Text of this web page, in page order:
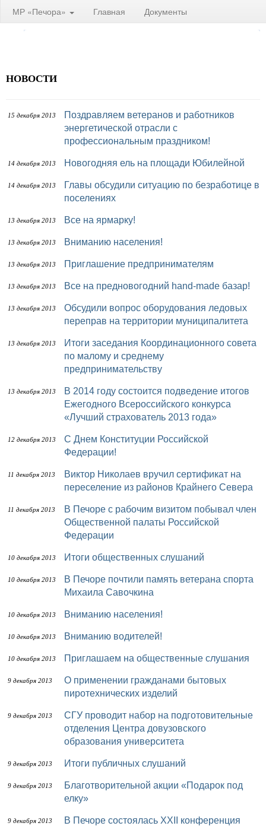
МР «Печора» Главная Документы
НОВОСТИ
15 декабря 2013
Поздравляем ветеранов и работников
энергетической отрасли с
профессиональным праздником!
14 декабря 2013 Новогодняя ель на площади Юбилейной
14 декабря 2013
Главы обсудили ситуацию по безработице в
поселениях
13 декабря 2013 Все на ярмарку!
13 декабря 2013 Вниманию населения!
13 декабря 2013 Приглашение предпринимателям
13 декабря 2013 Все на предновогодний hand-made базар!
13 декабря 2013
Обсудили вопрос оборудования ледовых
переправ на территории муниципалитета
13 декабря 2013
Итоги заседания Координационного совета
по малому и среднему
предпринимательству
13 декабря 2013
В 2014 году состоится подведение итогов
Ежегодного Всероссийского конкурса
«Лучший страхователь 2013 года»
12 декабря 2013
С Днем Конституции Российской
Федерации!
11 декабря 2013
Виктор Николаев вручил сертификат на
переселение из районов Крайнего Севера
11 декабря 2013
В Печоре с рабочим визитом побывал член
Общественной палаты Российской
Федерации
10 декабря 2013 Итоги общественных слушаний
10 декабря 2013
В Печоре почтили память ветерана спорта
Михаила Савочкина
10 декабря 2013 Вниманию населения!
10 декабря 2013 Вниманию водителей!
10 декабря 2013 Приглашаем на общественные слушания
9 декабря 2013
О применении гражданами бытовых
пиротехнических изделий
9 декабря 2013
СГУ проводит набор на подготовительные
отделения Центра довузовского
образования университета
9 декабря 2013 Итоги публичных слушаний
9 декабря 2013
Благотворительной акции «Подарок под
елку»
9 декабря 2013
В Печоре состоялась ХХII конференция